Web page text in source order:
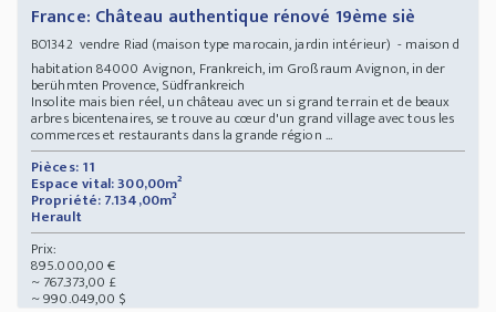
France: Château authentique rénové 19ème siè
BO1342vendre Riad (maison type marocain, jardin intérieur) - maison d
habitation 84000 Avignon, Frankreich, im Großraum Avignon, in der
berühmten Provence, Südfrankreich
Insolite mais bien réel, un château avec un si grand terrain et de beaux
arbres bicentenaires, se trouve au cœur d'un grand village avec tous les
commerces et restaurants dans la grande région ...
Pièces: 11
Espace vital: 300,00m²
Propriété: 7.134,00m²
Herault
Prix:
895.000,00 €
~ 767.373,00 £
~ 990.049,00 $